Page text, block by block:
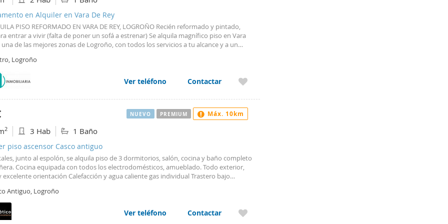
en Alquiler en Vara De Rey
PISO REFORMADO EN VARA DE REY, LOGROÑO Recién reformado y pintado,
entrar a vivir (falta de poner un sofá a estrenar) Se alquila magnífico piso en Vara
una de las mejores zonas de Logroño, con todos los servicios a tu alcance y a un
empotrado y baño completo en suite. - Baño principal + aseo adicional. - Cocina
equipada. - Salón amplio y luminoso. - Terraza. - Calefacción individual de gas
Muy céntrico, con excelente comunicación y todos los servicios cerca. Condiciones:
para parejas. - No se admiten mascotas. - Se requieren dos meses de fianza.
al 941 289 945 o visítanos en Inmobiliaria Iberia para más información.
Logroño
Ver teléfono Contactar
2 3 Hab 1 Baño
piso ascensor Casco antiguo
junto al espolón, se alquila piso de 3 dormitorios, salón, cocina y baño completo
Cocina equipada con todos los electrodomésticos, amueblado. Todo exterior,
excelente orientación Calefacción y agua caliente gas individual Trastero bajo
contrato de trabajo, ingresos demostrables y personas responsables el propietario
el derecho a contratar un seguro de protección del alquiler.
Antiguo, Logroño
Ver teléfono Contactar
NUEVO PREMIUM Máx. 10km